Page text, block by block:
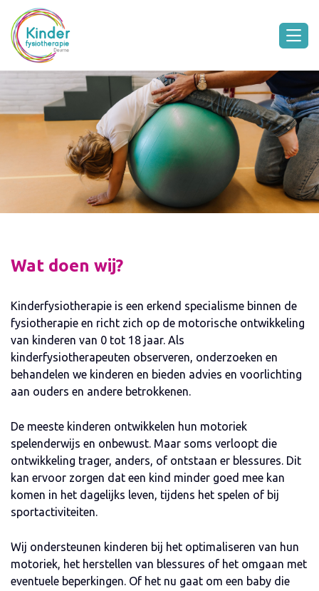
Wat doen wij?
Kinderfysiotherapie is een erkend specialisme binnen de
fysiotherapie en richt zich op de motorische ontwikkeling
van kinderen van 0 tot 18 jaar. Als
kinderfysiotherapeuten observeren, onderzoeken en
behandelen we kinderen en bieden advies en voorlichting
aan ouders en andere betrokkenen.
De meeste kinderen ontwikkelen hun motoriek
spelenderwijs en onbewust. Maar soms verloopt die
ontwikkeling trager, anders, of ontstaan er blessures. Dit
kan ervoor zorgen dat een kind minder goed mee kan
komen in het dagelijks leven, tijdens het spelen of bij
sportactiviteiten.
Wij ondersteunen kinderen bij het optimaliseren van hun
motoriek, het herstellen van blessures of het omgaan met
eventuele beperkingen. Of het nu gaat om een baby die